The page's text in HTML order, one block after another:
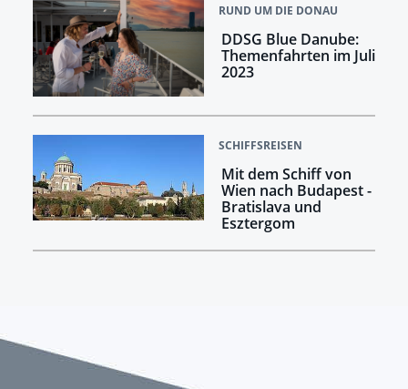
RUND UM DIE DONAU
DDSG Blue Danube:
Themenfahrten im Juli
2023
SCHIFFSREISEN
Mit dem Schiff von
Wien nach Budapest -
Bratislava und
Esztergom